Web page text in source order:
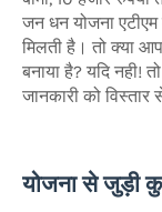
जन धन योजना
मिलती है। तो क्या
बनाया है? यदि नही!
जानकारी को
योजना से जुड़ी